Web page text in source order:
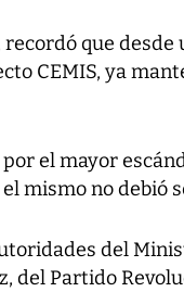
que desde
CEMIS, ya
el mayor
el mismo no debió
del
del Partido